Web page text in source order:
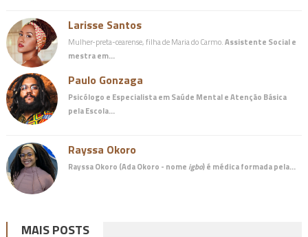
Larisse Santos
Mulher-preta-cearense, filha de Maria do Carmo.Assistente Social e
mestra em…
Paulo Gonzaga
Psicólogo e Especialista em Saúde Mental e Atenção Básica
pela Escola…
Rayssa Okoro
Rayssa Okoro (Ada Okoro - nome igbo) é médicaformada pela…
MAIS POSTS